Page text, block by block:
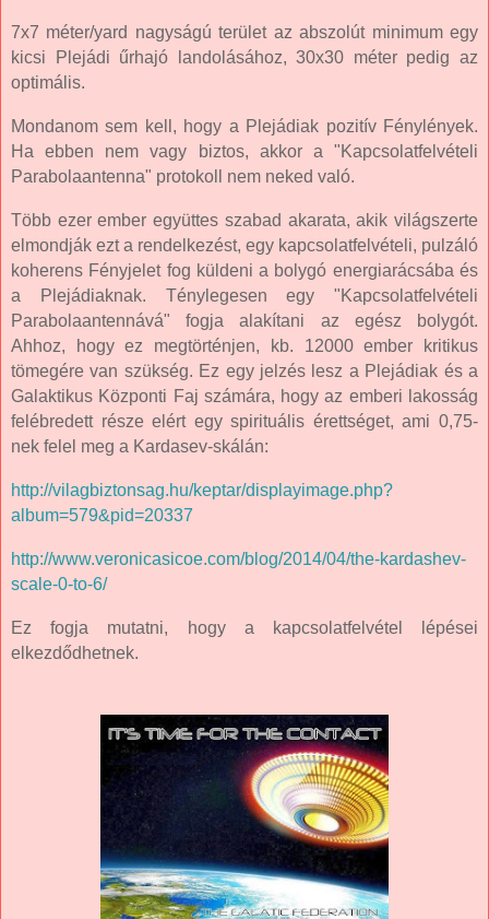
7x7 méter/yard nagyságú terület az abszolút minimum egy
kicsi Plejádi űrhajó landolásához, 30x30 méter pedig az
optimális.
Mondanom sem kell, hogy a Plejádiak pozitív Fénylények.
Ha ebben nem vagy biztos, akkor a "Kapcsolatfelvételi
Parabolaantenna" protokoll nem neked való.
Több ezer ember együttes szabad akarata, akik világszerte
elmondják ezt a rendelkezést, egy kapcsolatfelvételi, pulzáló
koherens Fényjelet fog küldeni a bolygó energiarácsába és
a Plejádiaknak. Ténylegesen egy "Kapcsolatfelvételi
Parabolaantennává" fogja alakítani az egész bolygót.
Ahhoz, hogy ez megtörténjen, kb. 12000 ember kritikus
tömegére van szükség. Ez egy jelzés lesz a Plejádiak és a
Galaktikus Központi Faj számára, hogy az emberi lakosság
felébredett része elért egy spirituális érettséget, ami 0,75-
nek felel meg a Kardasev-skálán:
http://vilagbiztonsag.hu/keptar/displayimage.php?
album=579&pid=20337
http://www.veronicasicoe.com/blog/2014/04/the-kardashev-
scale-0-to-6/
Ez fogja mutatni, hogy a kapcsolatfelvétel lépései
elkezdődhetnek.